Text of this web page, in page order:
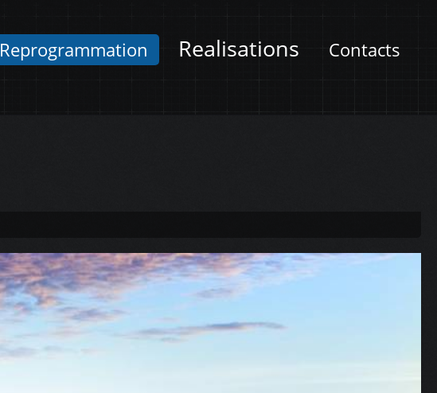
Reprogrammation Realisations Contacts